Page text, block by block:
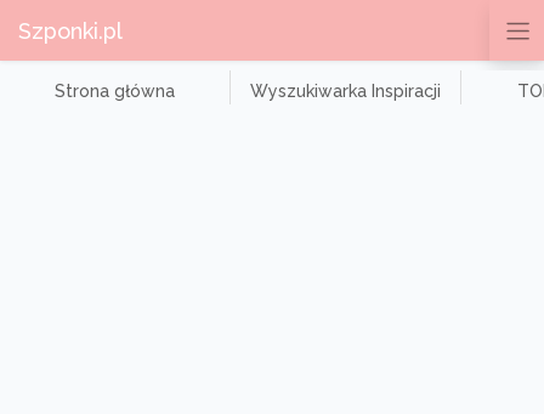
Szponki.pl
Strona główna Wyszukiwarka Inspiracji